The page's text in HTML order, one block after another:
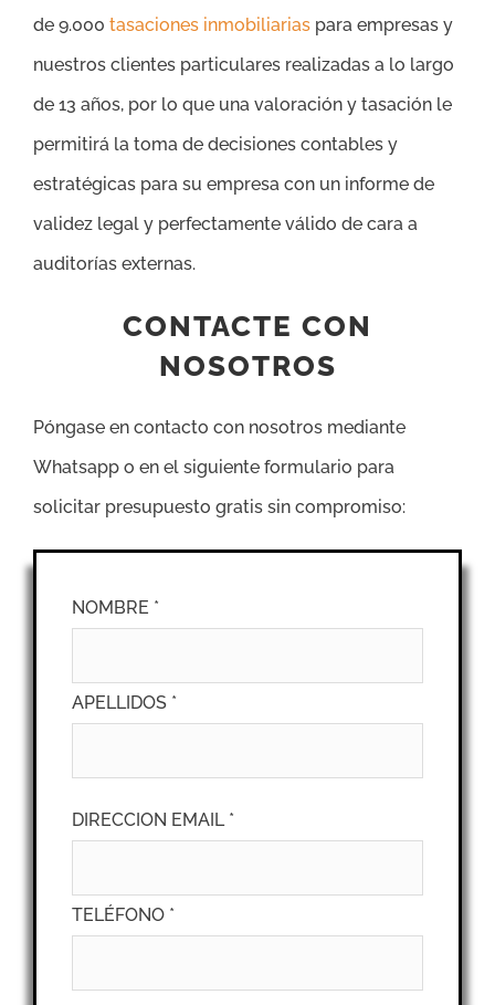
de 9.000 tasaciones inmobiliarias para empresas y
nuestros clientes particulares realizadas a lo largo
de 13 años, por lo que una valoración y tasación le
permitirá la toma de decisiones contables y
estratégicas para su empresa con un informe de
validez legal y perfectamente válido de cara a
auditorías externas.
CONTACTE CON
NOSOTROS
Póngase en contacto con nosotros mediante
Whatsapp o en el siguiente formulario para
solicitar presupuesto gratis sin compromiso:
NOMBRE *
APELLIDOS *
DIRECCION EMAIL *
TELÉFONO *